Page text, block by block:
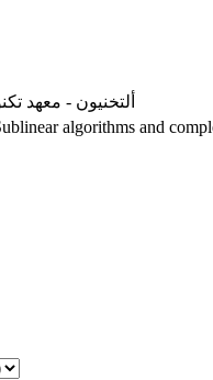
ألتخنيون - معهد
algorithms and